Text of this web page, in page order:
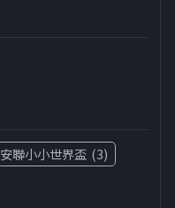
安聯小小世界盃 (3)